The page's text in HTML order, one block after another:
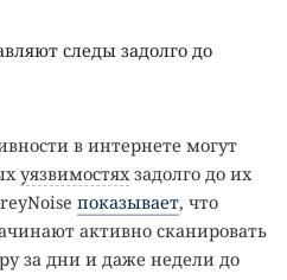
следы задолго до
в интернете могут
уязвимостях задолго до их
показывает, что
активно сканировать
за дни и даже недели до